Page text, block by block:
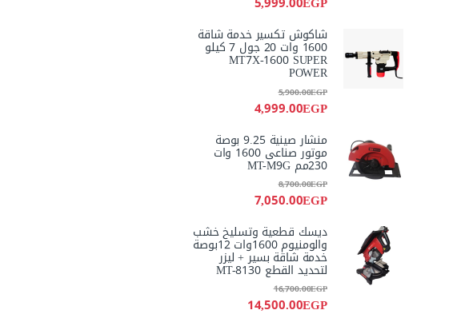
شاكوش تكسير خدمة شاقة
1600 وات 20 جول 7 كيلو
MT7X-1600 SUPER
POWER
4,999.00EGP
5,900.00EGP
منشار صينية 9.25 بوصة
موتور صناعى 1600 وات
230مم MT-M9G
7,050.00EGP
8,700.00EGP
ديسك قطعية وتسليخ خشب
والومنيوم 1600وات 12بوصة
خدمة شاقة بسير + ليزر
لتحديد القطع MT-8130
14,500.00EGP
16,700.00EGP